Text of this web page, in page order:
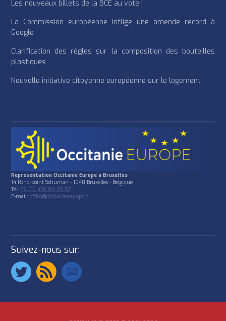
Les nouveaux billets de la BCE au vote !
La Commission européenne inflige une amende record à
Google
Clarification des règles sur la composition des bouteilles
plastiques
Nouvelle initiative citoyenne européenne sur le logement
Représentation Occitanie Europe à Bruxelles
14 Rond-point Schuman - 1040 Bruxelles - Belgique
Tél:32 (0) 476 89 35 57
E-mail:office@occitanie-europe.eu
Suivez-nous sur: